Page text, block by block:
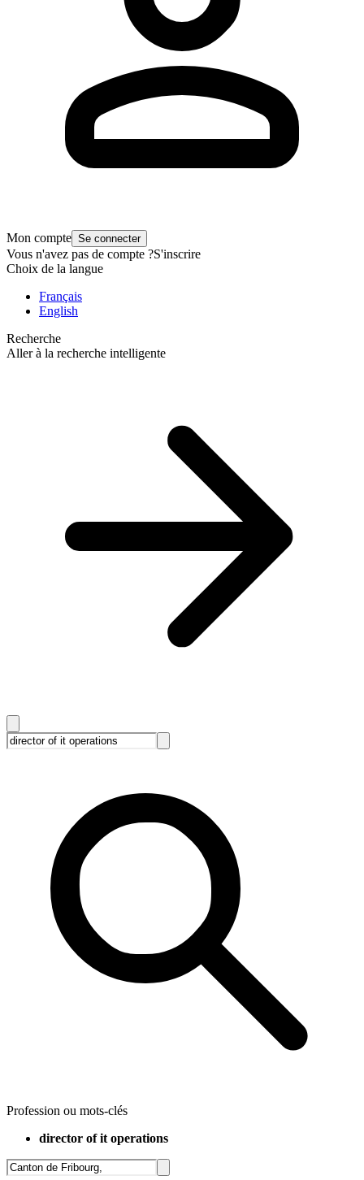
Mon compte Se connecter
Vous n'avez pas de compte ?S'inscrire
Choix de la langue
Français
English
Recherche
Aller à la recherche intelligente
Profession ou mots-clés
director of it operations